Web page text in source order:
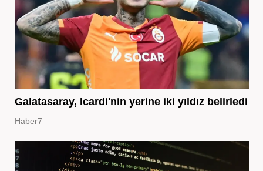
Galatasaray, Icardi'nin yerine iki yıldız belirledi
Haber7